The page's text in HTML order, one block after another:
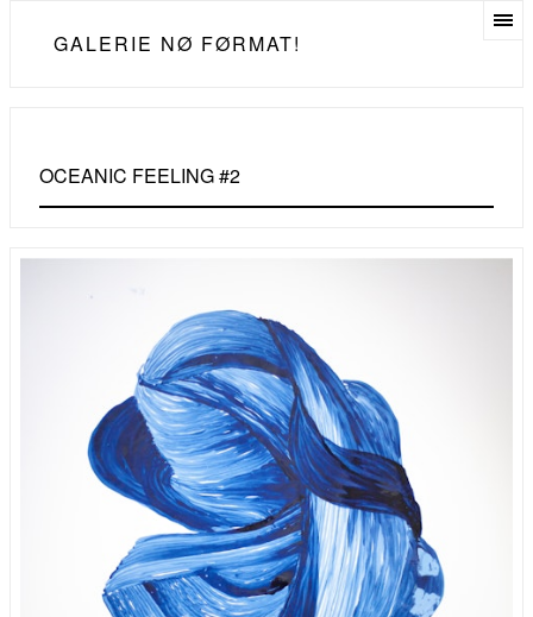
GALERIE NØ FØRMAT!
OCEANIC FEELING #2